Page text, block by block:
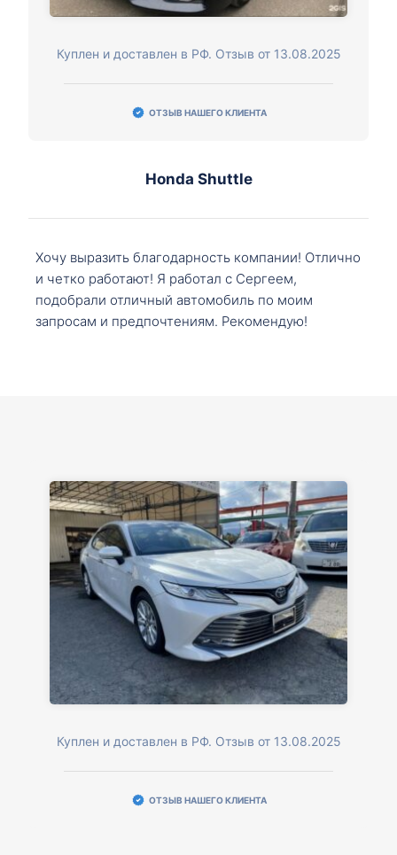
Куплен и доставлен в РФ. Отзыв от 13.08.2025
ОТЗЫВ НАШЕГО КЛИЕНТА
Honda Shuttle
Хочу выразить благодарность компании! Отлично
и четко работают! Я работал с Сергеем,
подобрали отличный автомобиль по моим
запросам и предпочтениям. Рекомендую!
Куплен и доставлен в РФ. Отзыв от 13.08.2025
ОТЗЫВ НАШЕГО КЛИЕНТА